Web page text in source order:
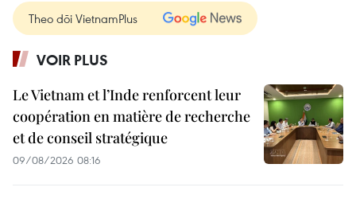
Theo dõi VietnamPlus
VOIR PLUS
Le Vietnam et l’Inde renforcent leur
coopération en matière de recherche
et de conseil stratégique
09/08/2026 08:16